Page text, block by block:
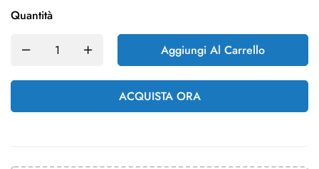
Quantità
Aggiungi Al Carrello
ACQUISTA ORA